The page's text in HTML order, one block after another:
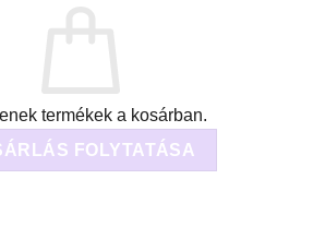
termékek a kosárban.
FOLYTATÁSA